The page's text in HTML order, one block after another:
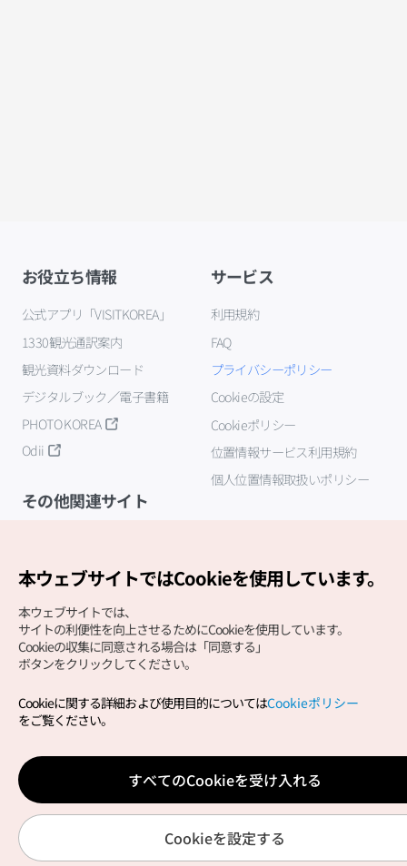
お役立ち情報
公式アプリ「VISITKOREA」
1330観光通訳案内
観光資料ダウンロード
デジタルブック／電子書籍
PHOTO KOREA
Odii
サービス
利用規約
FAQ
プライバシーポリシー
Cookieの設定
Cookieポリシー
位置情報サービス利用規約
個人位置情報取扱いポリシー
その他関連サイト
Copyright (c) Korea Tourism Organization All Rights
サイトエラー報告公式メール
japanese@knto.or.kr
本ウェブサイトではCookieを使用しています。
本ウェブサイトでは、
サイトの利便性を向上させるためにCookieを使用しています。
Cookieの収集に同意される場合は「同意する」
ボタンをクリックしてください。
Cookieに関する詳細および使用目的についてはCookieポリシー
をご覧ください。
すべてのCookieを受け入れる
Cookieを設定する